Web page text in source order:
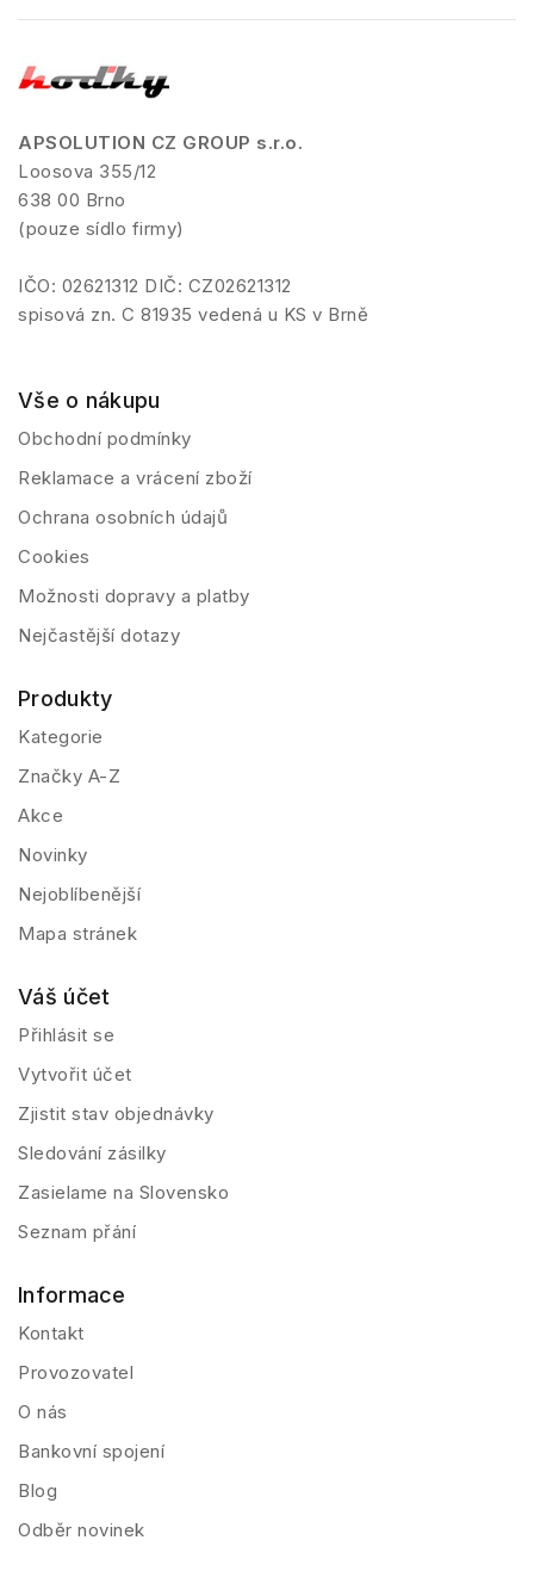
APSOLUTION CZ GROUP s.r.o.
Loosova 355/12
638 00 Brno
(pouze sídlo firmy)
IČO: 02621312 DIČ: CZ02621312
spisová zn. C 81935 vedená u KS v Brně
Vše o nákupu
Obchodní podmínky
Reklamace a vrácení zboží
Ochrana osobních údajů
Cookies
Možnosti dopravy a platby
Nejčastější dotazy
Produkty
Kategorie
Značky A-Z
Akce
Novinky
Nejoblíbenější
Mapa stránek
Váš účet
Přihlásit se
Vytvořit účet
Zjistit stav objednávky
Sledování zásilky
Zasielame na Slovensko
Seznam přání
Informace
Kontakt
Provozovatel
O nás
Bankovní spojení
Blog
Odběr novinek